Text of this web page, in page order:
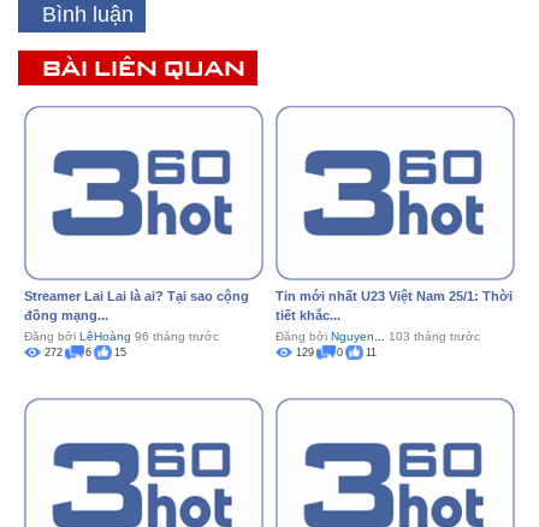
Bình luận
BÀI LIÊN QUAN
Streamer Lai Lai là ai? Tại sao cộng
đồng mạng...
Đăng bởi LêHoàng 96 tháng trước
272 6 15
Tin mới nhất U23 Việt Nam 25/1: Thời
tiết khắc...
Đăng bởi Nguyen... 103 tháng trước
129 0 11